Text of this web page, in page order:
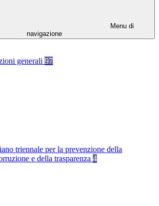
Menu di
navigazione
generali 97
triennale per la prevenzione della
e della trasparenza 4